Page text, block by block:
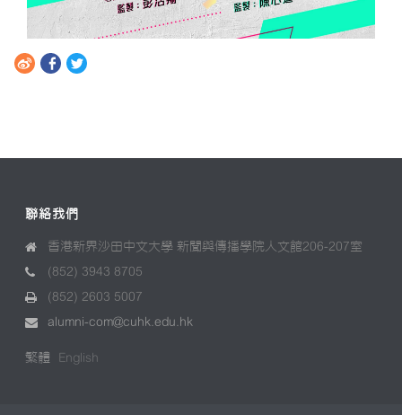
聯絡我們
香港新界沙田中文大學 新聞與傳播學院人文館206-207室
(852) 3943 8705
(852) 2603 5007
alumni-com@cuhk.edu.hk
繁體 English